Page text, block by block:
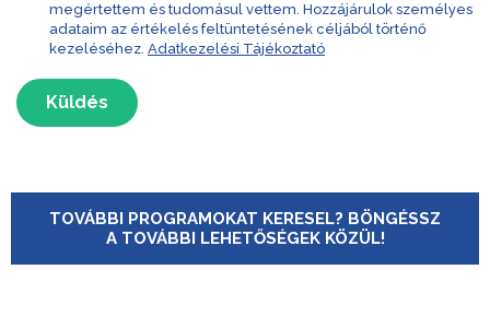
megértettem és tudomásul vettem. Hozzájárulok személyes
adataim az értékelés feltüntetésének céljából történő
kezeléséhez. Adatkezelési Tájékoztató
Küldés
TOVÁBBI PROGRAMOKAT KERESEL? BÖNGÉSSZ
A TOVÁBBI LEHETŐSÉGEK KÖZÜL!